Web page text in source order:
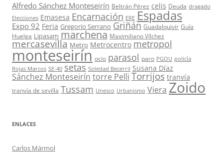
Alfredo Sánchez Monteseirín Beltrán Pérez celis Deuda dragado
Elecciones Emasesa Encarnación ERE Espadas
Expo 92 Feria Gregorio Serrano Griñán Guadalquivir Guía
Huelga Lipasam marchena Maximiliano Vílchez
mercasevilla Metro Metrocentro metropol
monteseirín ocio parasol paro PGOU policía
Rojas Marcos SE-40 setas Soledad Becerril Susana Díaz
Sánchez Monteseirín torre Pelli Torrijos tranvía
tranvía de sevilla Tussam Unesco Urbanismo Viera Zoido
ENLACES
Carlos Mármol